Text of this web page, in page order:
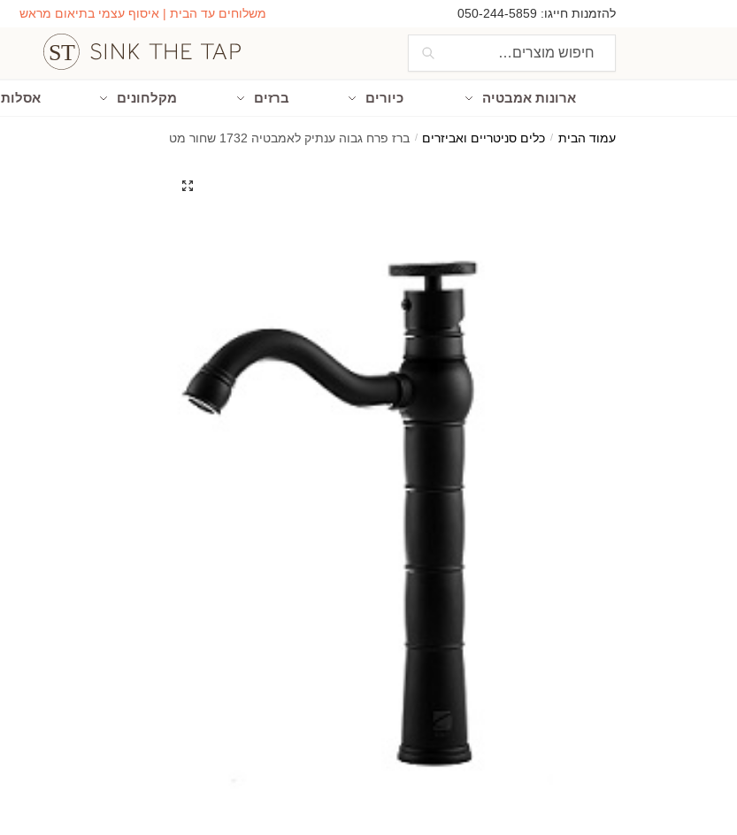
להזמנות חייגו: 050-244-5859 משלוחים עד הבית | איסוף עצמי בתיאום מראש
חיפוש
ארונות אמבטיה כיורים ברזים מקלחונים אסלות
עמוד הבית / כלים סניטריים ואביזרים / ברז פרח גבוה ענתיק לאמבטיה 1732 שחור מט